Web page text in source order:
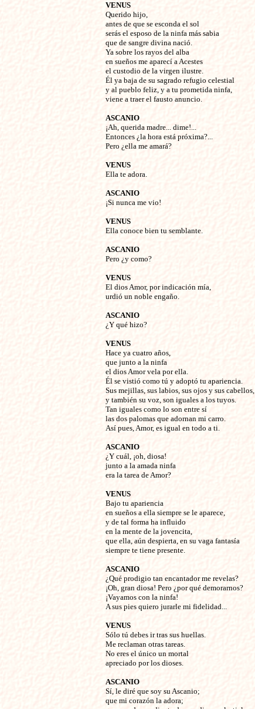
VENUS
Querido hijo,
antes de que se esconda el sol
serás el esposo de la ninfa más sabia
que de sangre divina nació.
Ya sobre los rayos del alba
en sueños me aparecí a Acestes
el custodio de la virgen ilustre.
Él ya baja de su sagrado refugio celestial
y al pueblo feliz, y a tu prometida ninfa,
viene a traer el fausto anuncio.
ASCANIO
¡Ah, querida madre... dime!...
Entonces ¿la hora está próxima?...
Pero ¿ella me amará?
VENUS
Ella te adora.
ASCANIO
¡Si nunca me vio!
VENUS
Ella conoce bien tu semblante.
ASCANIO
Pero ¿y como?
VENUS
El dios Amor, por indicación mía,
urdió un noble engaño.
ASCANIO
¿Y qué hizo?
VENUS
Hace ya cuatro años,
que junto a la ninfa
el dios Amor vela por ella.
Él se vistió como tú y adoptó tu apariencia.
Sus mejillas, sus labios, sus ojos y sus cabellos,
y también su voz, son iguales a los tuyos.
Tan iguales como lo son entre sí
las dos palomas que adornan mi carro.
Así pues, Amor, es igual en todo a ti.
ASCANIO
¿Y cuál, ¡oh, diosa!
junto a la amada ninfa
era la tarea de Amor?
VENUS
Bajo tu apariencia
en sueños a ella siempre se le aparece,
y de tal forma ha influido
en la mente de la jovencita,
que ella, aún despierta, en su vaga fantasía
siempre te tiene presente.
ASCANIO
¿Qué prodigio tan encantador me revelas?
¡Oh, gran diosa! Pero ¿por qué demorarnos?
¡Vayamos con la ninfa!
A sus pies quiero jurarle mi fidelidad...
VENUS
Sólo tú debes ir tras sus huellas.
Me reclaman otras tareas.
No eres el único un mortal
apreciado por los dioses.
ASCANIO
Sí, le diré que soy su Ascanio;
que mi corazón la adora;